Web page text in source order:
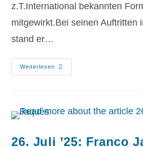
z.T.International bekannten
mitgewirkt.Bei seinen Auftritten
stand er…
Weiterlesen
26. Juli ’25: Franco